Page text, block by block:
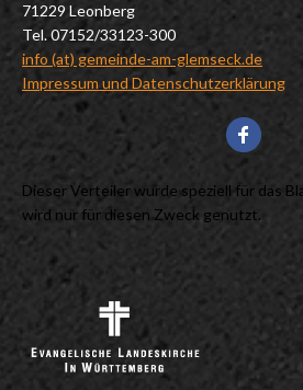
71229 Leonberg
Tel. 07152/33123-300
info (at) gemeinde-am-glemseck.de
Impressum und Datenschutzerklärung
Dieser Verteiler wurde speziell für das
wird nur für diesen Zweck genutzt.